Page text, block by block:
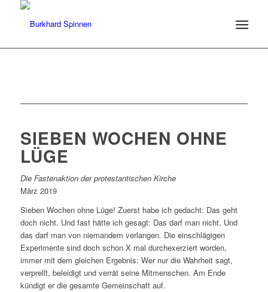
SIEBEN WOCHEN OHNE
LÜGE
Die Fastenaktion der protestantischen Kirche
März 2019
Sieben Wochen ohne Lüge! Zuerst habe ich gedacht: Das geht
doch nicht. Und fast hätte ich gesagt: Das darf man nicht. Und
das darf man von niemandem verlangen. Die einschlägigen
Experimente sind doch schon X mal durchexerziert worden,
immer mit dem gleichen Ergebnis: Wer nur die Wahrheit sagt,
verprellt, beleidigt und verrät seine Mitmenschen. Am Ende
kündigt er die gesamte Gemeinschaft auf.